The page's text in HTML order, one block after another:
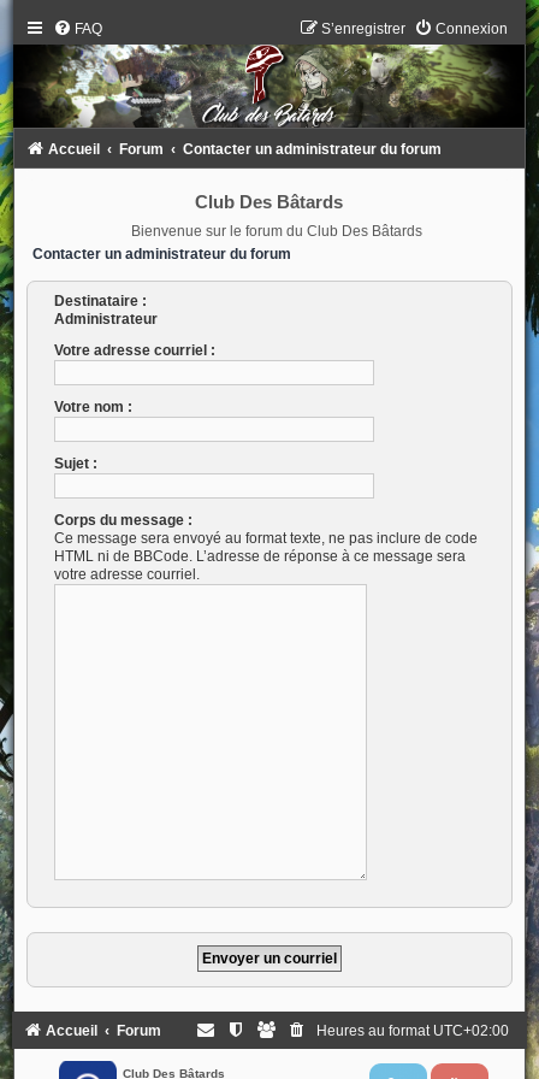
FAQ Connexion
S’enregistrer
Accueil Forum Contacter un administrateur du forum
Club Des Bâtards
Bienvenue sur le forum du Club Des Bâtards
Contacter un administrateur du forum
Destinataire :
Administrateur
Votre adresse courriel :
Votre nom :
Sujet :
Corps du message :
Ce message sera envoyé au format texte, ne pas inclure de code
HTML ni de BBCode. L’adresse de réponse à ce message sera
votre adresse courriel.
Accueil Forum Heures au format UTC+02:00
Club Des Bâtards